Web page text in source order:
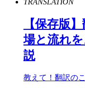
TRANSLATION
【保存版
場と流れ
説
教えて！翻訳の